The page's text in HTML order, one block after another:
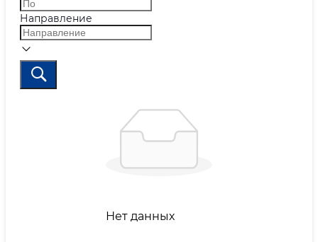
Направление
Нет данных